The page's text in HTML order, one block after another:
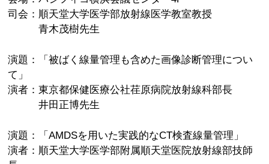
司会：順天堂大学医学部放射線医学教室教授
青木茂樹先生
演題：「被ばく線量管理も含めた画像診断管理につい
て」
演者：東京都保健医療公社荏原病院放射線科部長
井田正博先生
演題：「AMDSを用いた実践的なCT検査線量管理」
演者：順天堂大学医学部附属順天堂医院放射線部技師